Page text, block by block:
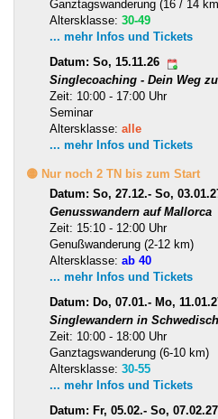
Ganztagswanderung (16 / 14
Altersklasse: 30-49
... mehr Infos und Tickets
Datum: So, 15.11.26
Singlecoaching - Dein Weg
Zeit: 10:00 - 17:00 Uhr
Seminar
Altersklasse: alle
... mehr Infos und Tickets
🟡 Nur noch 2 TN bis zum Start
Datum: So, 27.12.- So,
Genusswandern auf Mallorca
Zeit: 15:10 - 12:00 Uhr
Genußwanderung (2-12 km)
Altersklasse: ab 40
... mehr Infos und Tickets
Datum: Do, 07.01.- Mo,
Singlewandern in
Zeit: 10:00 - 18:00 Uhr
Ganztagswanderung (6-10 km)
Altersklasse: 30-55
... mehr Infos und Tickets
Datum: Fr, 05.02.- So, 07.02.27